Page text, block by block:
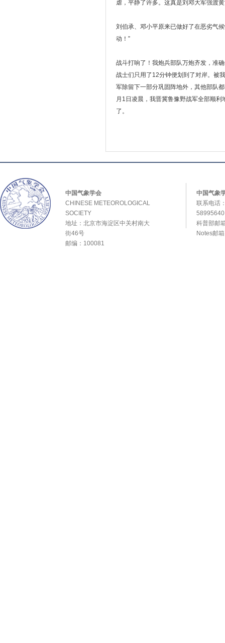
虐，平静了许多。这真是刘邓大军强渡
刘伯承、邓小平原来已做好了在恶劣气
动！”
战斗打响了！我炮兵部队万炮齐发，准
战士们只用了12分钟便划到了对岸。被
军除留下一部分巩固阵地外，其他部队
月1日凌晨，我晋冀鲁豫野战军全部顺
了。
中国气象学会
CHINESE METEOROLOGICAL
SOCIETY
地址：北京市海淀区中关村南大
街46号
邮编：100081
中国气象
联系电话
科普部邮
Notes邮